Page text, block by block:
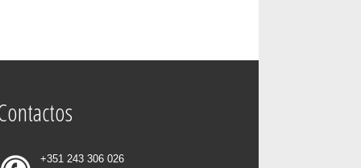
+351 243 306 026